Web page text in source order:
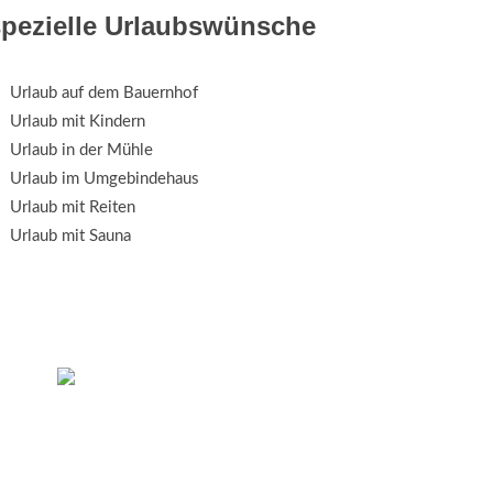
Urlaubswünsche
Urlaub auf dem Bauernhof
Urlaub mit Kindern
Urlaub in der Mühle
Urlaub im Umgebindehaus
Urlaub mit Reiten
Urlaub mit Sauna